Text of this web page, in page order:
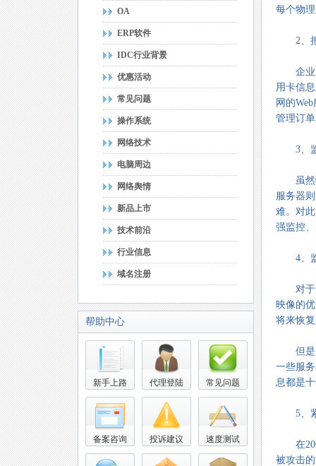
OA
ERP软件
IDC行业背景
优惠活动
常见问题
操作系统
网络技术
电脑周边
网络舆情
新品上市
技术前沿
行业信息
域名注册
帮助中心
新手上路 代理登陆 常见问题
备案咨询 投诉建议 速度测试
每个物
2、把
企业需
用卡信
网的
管理订
3、监
虽然物
服务器
难。对
强监控
4、监
对于虚
映像的
将来恢
但是，
一些服
息都是
5、紧
在2008
被攻击